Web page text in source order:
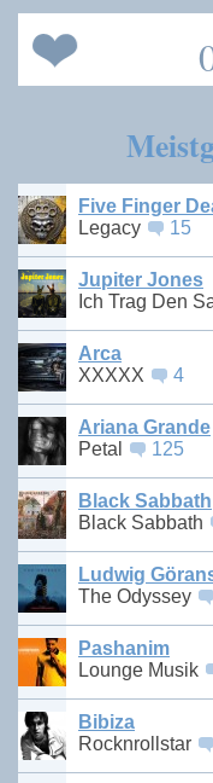
Five Finger
Legacy
15
Jupiter Jones
Ich Trag Den
Arca
XXXXX
4
Ariana Grande
Petal
125
Black Sabbath
Black Sabbath
Ludwig
The Odyssey
Pashanim
Lounge Musik
Bibiza
Rocknrollstar